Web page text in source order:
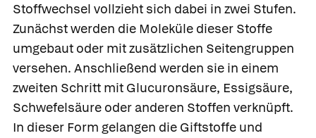
Stoffwechsel vollzieht sich dabei in zwei Stufen.
Zunächst werden die Moleküle dieser Stoffe
umgebaut oder mit zusätzlichen Seitengruppen
versehen. Anschließend werden sie in einem
zweiten Schritt mit Glucuronsäure, Essigsäure,
Schwefelsäure oder anderen Stoffen verknüpft.
In dieser Form gelangen die Giftstoffe und